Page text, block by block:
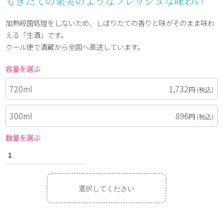
加熱殺菌処理をしないため、しぼりたての香りと味がそのまま味わ
える「生酒」です。
クール便で酒蔵から全国へ直送しています。
容量を選ぶ
720ml 1,732円 (税込)
300ml 896円 (税込)
数量を選ぶ